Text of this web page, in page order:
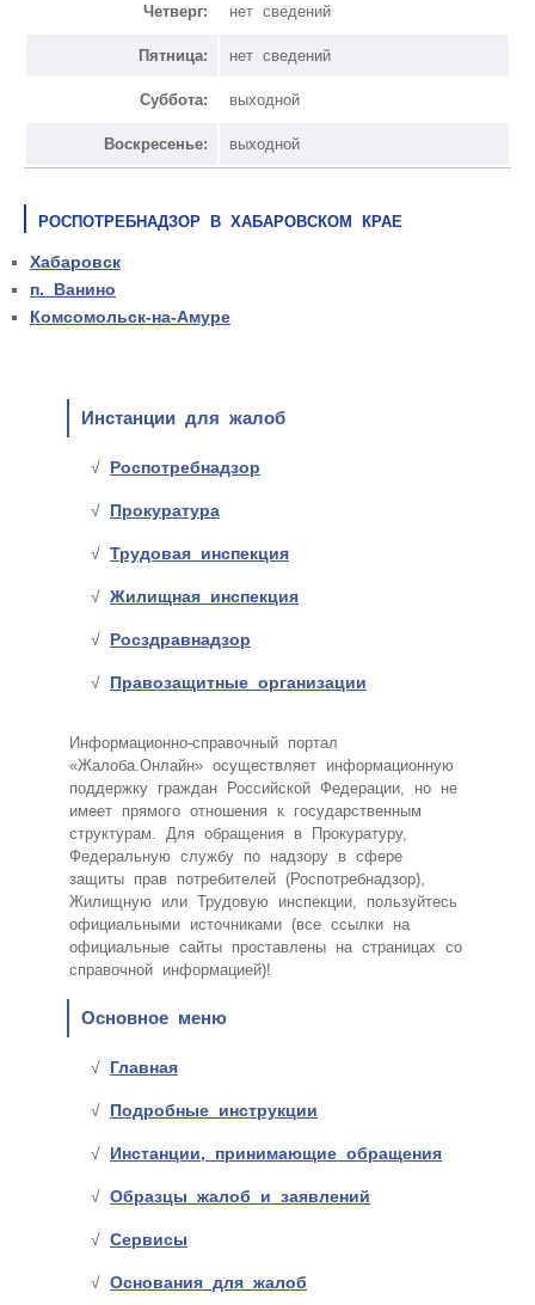
Четверг: нет сведений
Пятница: нет сведений
Суббота: выходной
Воскресенье: выходной
РОСПОТРЕБНАДЗОР В ХАБАРОВСКОМ КРАЕ
Хабаровск
п. Ванино
Комсомольск-на-Амуре
Инстанции для жалоб
Роспотребнадзор
Прокуратура
Трудовая инспекция
Жилищная инспекция
Росздравнадзор
Правозащитные организации
Информационно-справочный портал
«Жалоба.Онлайн» осуществляет информационную
поддержку граждан Российской Федерации, но не
имеет прямого отношения к государственным
структурам. Для обращения в Прокуратуру,
Федеральную службу по надзору в сфере
защиты прав потребителей (Роспотребнадзор),
Жилищную или Трудовую инспекции, пользуйтесь
официальными источниками (все ссылки на
официальные сайты проставлены на страницах со
справочной информацией)!
Основное меню
Главная
Подробные инструкции
Инстанции, принимающие обращения
Образцы жалоб и заявлений
Сервисы
Основания для жалоб